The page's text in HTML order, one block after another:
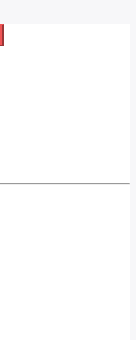
น ขาย
Ai
ด! เน้น
ะดีมีอยู่
ค้า
ต์เว็บ
งานดี
งลงโพสต์อสังหาฯ รับโพส
… ให้เราจัดการให้! ด้วย